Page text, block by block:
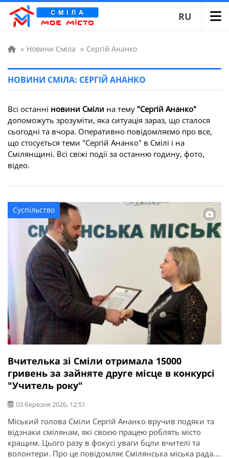
RU
» Новини Сміла » Сергій Ананко
НОВИНИ СМІЛА: СЕРГІЙ АНАНКО
Всі останні новини Сміли на тему "Сергій Ананко"
допоможуть зрозуміти, яка ситуація зараз, що сталося
сьогодні та вчора. Оперативно повідомляємо про все,
що стосується теми "Сергій Ананко" в Смілі і на
Смілянщині. Всі свіжі події за останню годину, фото,
відео.
Суспільство
Вчителька зі Сміли отримала 15000
гривень за зайняте друге місце в конкурсі
"Учитель року"
03 березня 2026, 12:51
Міський голова Сміли Сергій Ананко вручив подяки та
відзнаки смілянам, які своєю працею роблять місто
кращим. Цього разу в фокусі уваги бцли вчителі та
волонтери. Про це повідомляє Смілянська міська рада.